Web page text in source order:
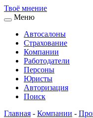
Твоё мнение
Меню
Автосалоны
Страхование
Компании
Работодатели
Персоны
Юристы
Авторизация
Поиск
Главная - Компании -